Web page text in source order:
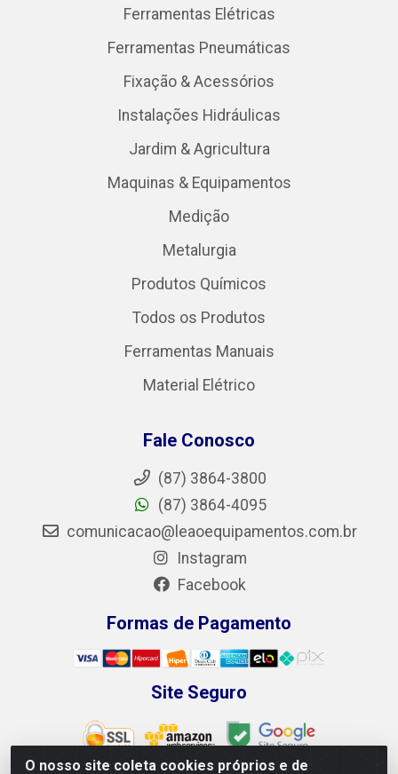
O nosso site coleta cookies próprios e de
Ferramentas Elétricas
Ferramentas Pneumáticas
Fixação & Acessórios
Instalações Hidráulicas
Jardim & Agricultura
Maquinas & Equipamentos
Medição
Metalurgia
Produtos Químicos
Todos os Produtos
Ferramentas Manuais
Material Elétrico
Fale Conosco
(87) 3864-3800
(87) 3864-4095
comunicacao@leaoequipamentos.com.br
Instagram
Facebook
Formas de Pagamento
Site Seguro